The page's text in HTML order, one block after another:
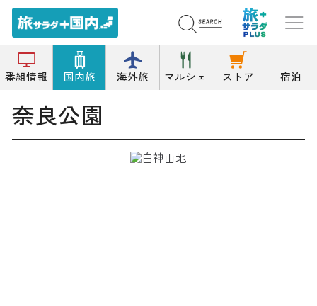
番組情報 国内旅 海外旅 マルシェ ストア 宿泊
トップ 公園/緑地 奈良公園
奈良公園